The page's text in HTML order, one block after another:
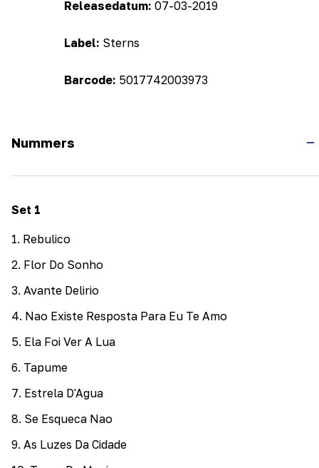
Releasedatum: 07-03-2019
Label: Sterns
Barcode: 5017742003973
Nummers
Set 1
1. Rebulico
2. Flor Do Sonho
3. Avante Delirio
4. Nao Existe Resposta Para Eu Te Amo
5. Ela Foi Ver A Lua
6. Tapume
7. Estrela D'Agua
8. Se Esqueca Nao
9. As Luzes Da Cidade